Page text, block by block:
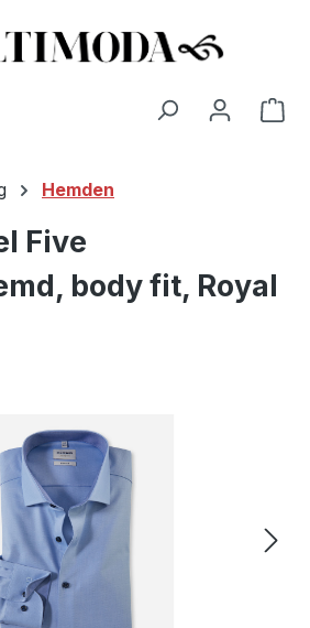
Hemden
Five
body fit, Royal